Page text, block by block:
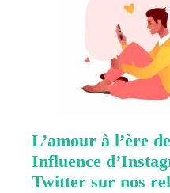
L’amour à l’ère
Influence
Twitter sur nos